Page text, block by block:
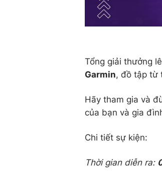
Tổng giải thưởng
Garmin, đồ tập từ
Hãy tham gia và
của bạn và gia
Chi tiết sự kiện:
Thời gian diễn ra: